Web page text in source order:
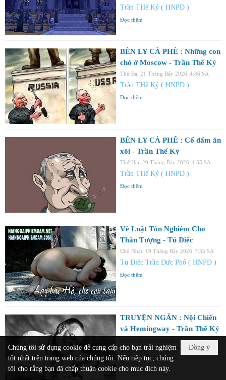
Trần THế Kỷ ( HNPD )
Đọc thêm
BÊN LY CÀ PHÊ : Những con
chó ở Moscow - Trần Thế Kỷ
Thứ Ba, 21 Tháng Bảy 2026 4:36 SA
Trần THế Kỷ ( HNPD )
Đọc thêm
BÊN LY CÀ PHÊ : Cố đấm ăn
xôi - Trần Thế Kỷ
Thứ Hai, 20 Tháng Bảy 2026 4:55 SA
Trần THế Kỷ ( HNPD )
Đọc thêm
Vè Luật Tôn Nghiêm Cho
Thần Tượng - Tú Điếc
Chủ Nhật, 19 Tháng Bảy 2026 7:35 SA
Tú Điếc Trần Đức Phổ ( HNPĐ )
Đọc thêm
TRUYỆN NGẮN : Nội Chiến
và Hemingway - Trần Thế Kỷ
Chủ Nhật, 19 Tháng Bảy 2026 5:43 SA
Trần THế Kỷ ( HNPD )
Đọc thêm
Đồng ý
Chúng tôi sử dụng cookie để cung cấp cho bạn trải nghiệm
tốt nhất trên trang web của chúng tôi. Nếu tiếp tục, chúng
tôi cho rằng bạn đã chấp thuận cookie cho mục đích này.